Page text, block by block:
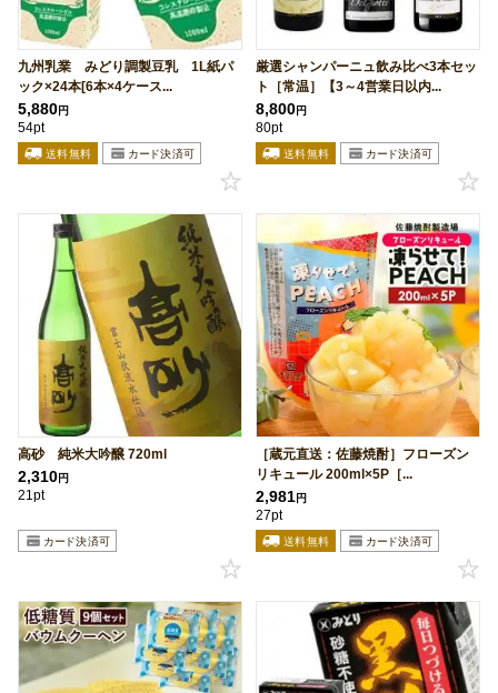
九州乳業 みどり調製豆乳 1L紙パ
ック×24本[6本×4ケース...
5,880円
54pt
厳選シャンパーニュ飲み比べ3本セッ
ト［常温］【3～4営業日以内...
8,800円
80pt
高砂 純米大吟醸 720ml
2,310円
21pt
［蔵元直送：佐藤焼酎］フローズン
リキュール 200ml×5P［...
2,981円
27pt